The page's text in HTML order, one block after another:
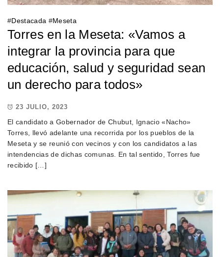
#Destacada #Meseta
Torres en la Meseta: «Vamos a
integrar la provincia para que
educación, salud y seguridad sean
un derecho para todos»
23 JULIO, 2023
El candidato a Gobernador de Chubut, Ignacio «Nacho»
Torres, llevó adelante una recorrida por los pueblos de la
Meseta y se reunió con vecinos y con los candidatos a las
intendencias de dichas comunas. En tal sentido, Torres fue
recibido […]